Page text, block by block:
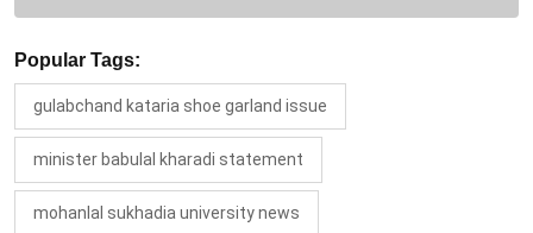
Popular Tags:
gulabchand kataria shoe garland issue
minister babulal kharadi statement
mohanlal sukhadia university news